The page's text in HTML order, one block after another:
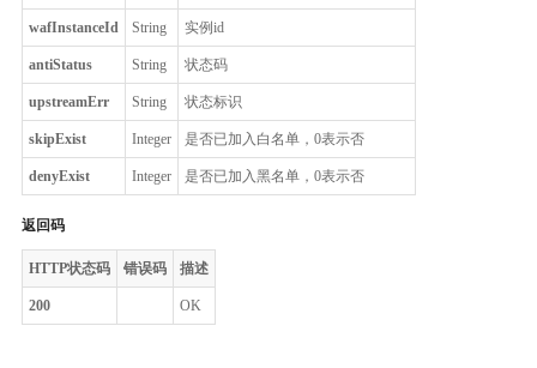
wafInstanceId String 实例id
antiStatus String 状态码
upstreamErr String 状态标识
skipExist Integer 是否已加入白名单，0表示否
denyExist Integer 是否已加入黑名单，0表示否
返回码
HTTP状态码 错误码 描述
200 OK